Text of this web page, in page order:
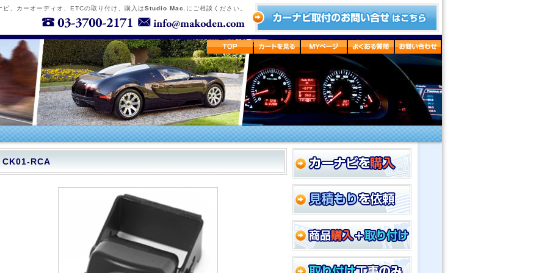
ビ、カーオーディオ、ETCの取り付け、購入はStudio Mac. にご相談ください。
CK01-RCA